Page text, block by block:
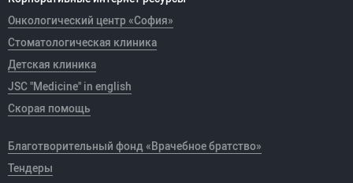
Онкологический центр «София»
Стоматологическая клиника
Детская клиника
JSC "Medicine" in english
Скорая помощь
Благотворительный фонд «Врачебное братство»
Тендеры